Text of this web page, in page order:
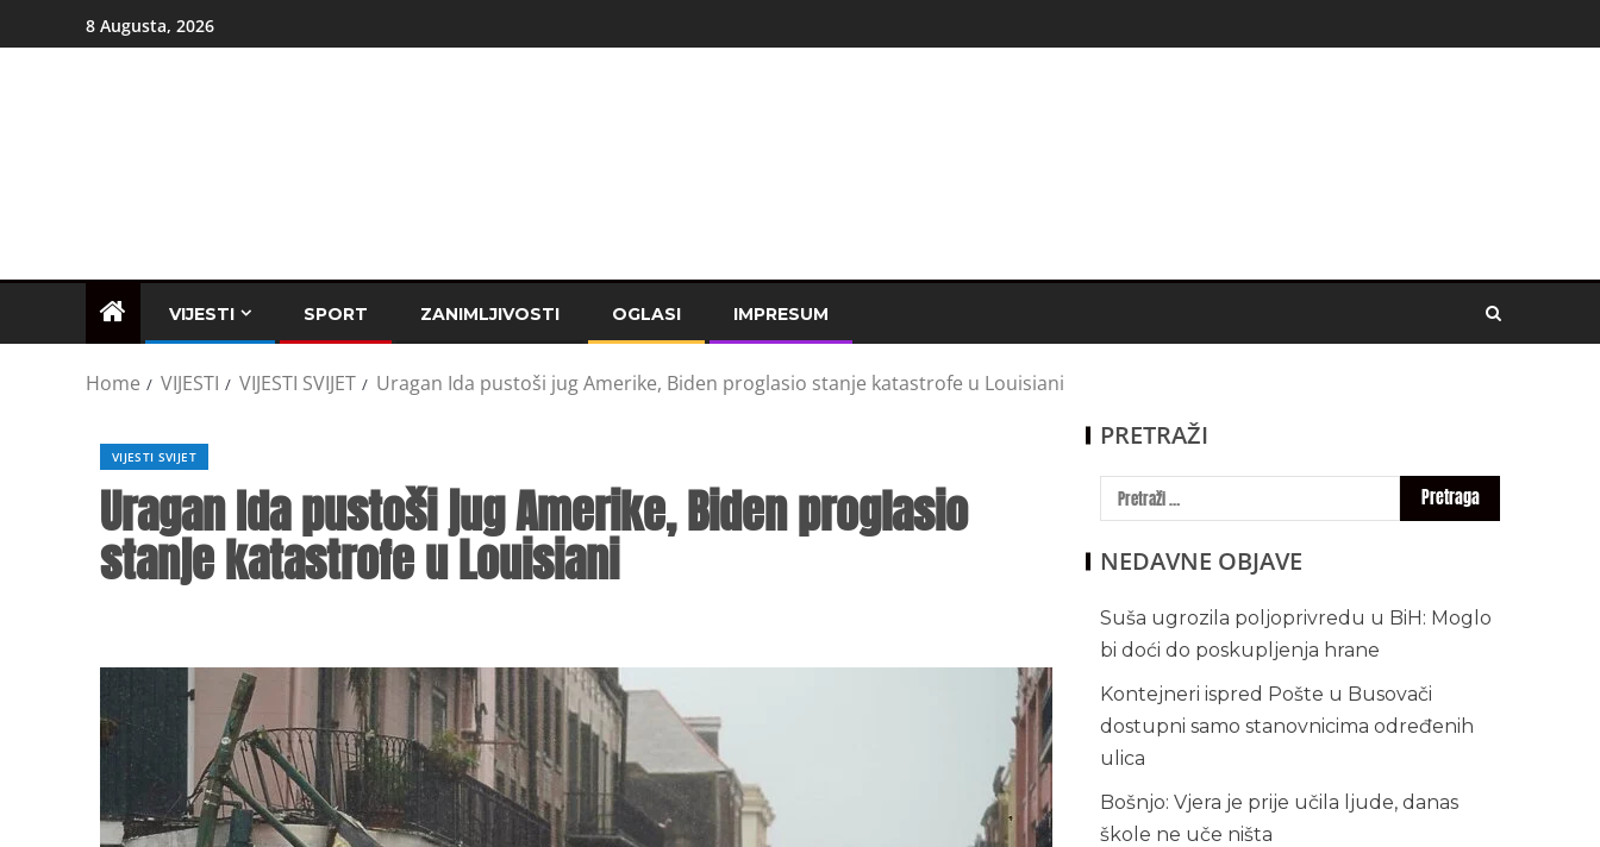
8 Augusta, 2026
VIJESTI SPORT ZANIMLJIVOSTI OGLASI IMPRESUM
Home VIJESTI VIJESTI SVIJET Uragan Ida pustoši jug Amerike, Biden proglasio stanje katastrofe u Louisiani
VIJESTI SVIJET
Uragan Ida pustoši jug Amerike, Biden proglasio
stanje katastrofe u Louisiani
PRETRAŽI
NEDAVNE OBJAVE
Suša ugrozila poljoprivredu u BiH: Moglo
bi doći do poskupljenja hrane
Kontejneri ispred Pošte u Busovači
dostupni samo stanovnicima određenih
ulica
Bošnjo: Vjera je prije učila ljude, danas
škole ne uče ništa